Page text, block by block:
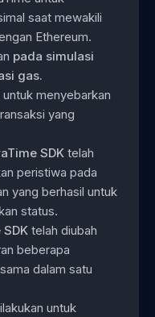
saat mewakili
Ethereum.
pada simulasi
gas.
menyebarkan
yang
SDKtelah
peristiwa pada
yang berhasil untuk
status.
telah diubah
beberapa
dalam satu
untuk